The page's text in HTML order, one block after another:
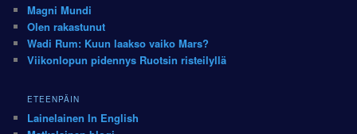
Magni Mundi
Olen rakastunut
Wadi Rum: Kuun laakso vaiko Mars?
Viikonlopun pidennys Ruotsin risteilyllä
ETEENPÄIN
Lainelainen In English